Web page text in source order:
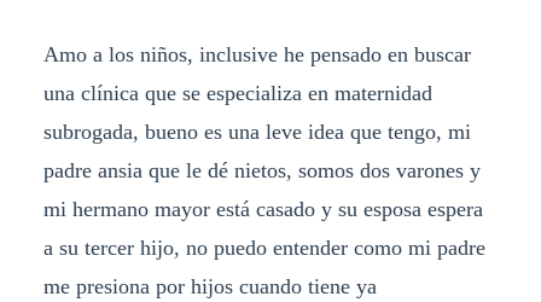
Amo a los niños, inclusive he pensado en buscar
una clínica que se especializa en maternidad
subrogada, bueno es una leve idea que tengo, mi
padre ansia que le dé nietos, somos dos varones y
mi hermano mayor está casado y su esposa espera
a su tercer hijo, no puedo entender como mi padre
me presiona por hijos cuando tiene ya